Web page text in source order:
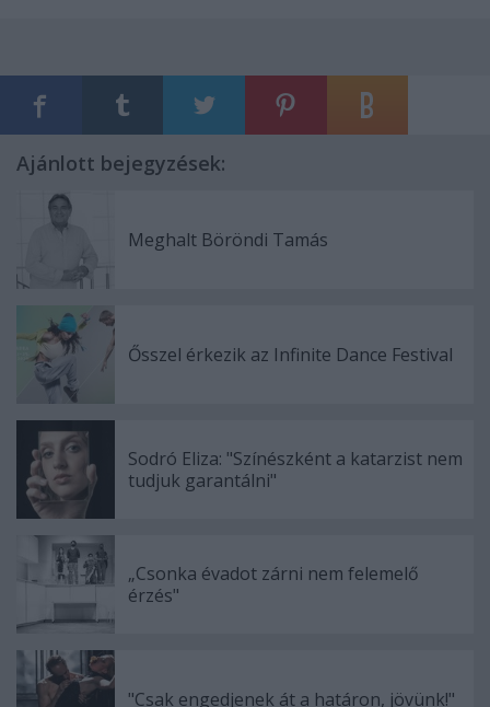
Ajánlott bejegyzések:
Meghalt Böröndi Tamás
Ősszel érkezik az Infinite Dance Festival
Sodró Eliza: "Színészként a katarzist nem
tudjuk garantálni"
„Csonka évadot zárni nem felemelő
érzés"
"Csak engedjenek át a határon, jövünk!"